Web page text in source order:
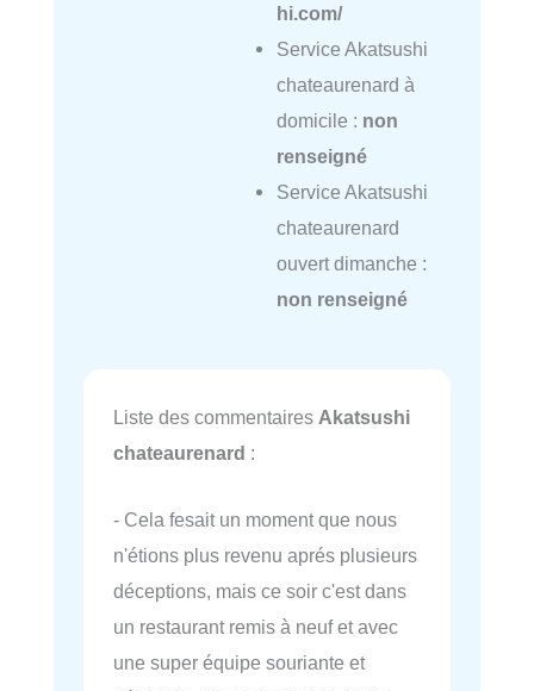
hi.com/
Service Akatsushi
chateaurenard à
domicile : non
renseigné
Service Akatsushi
chateaurenard
ouvert dimanche :
non renseigné
Liste des commentaires Akatsushi
chateaurenard :
- Cela fesait un moment que nous
n'étions plus revenu aprés plusieurs
déceptions, mais ce soir c'est dans
un restaurant remis à neuf et avec
une super équipe souriante et